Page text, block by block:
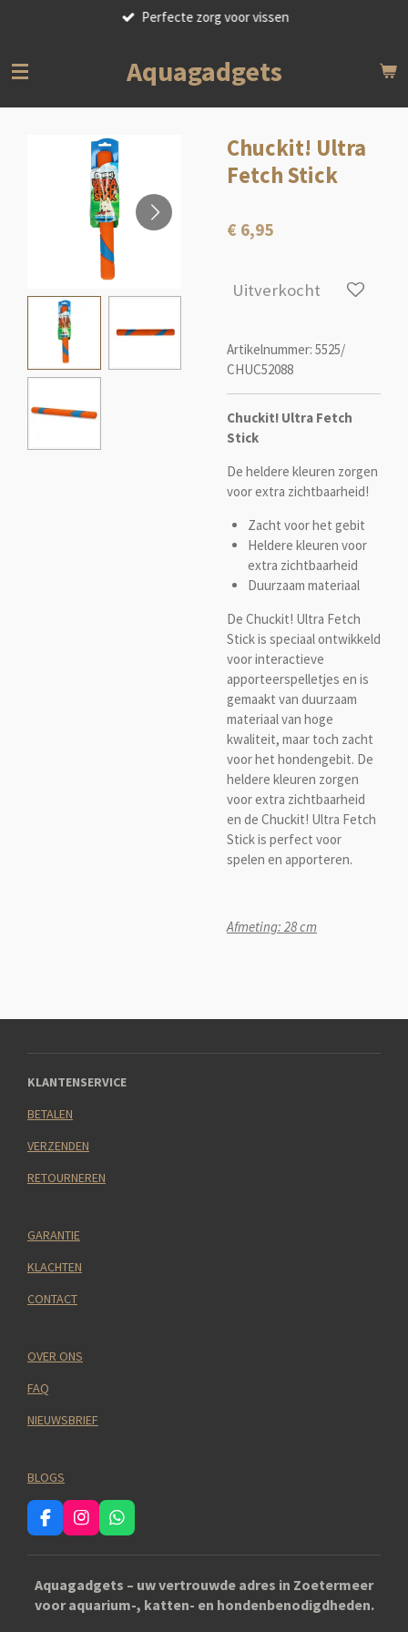
de
Perfecte zorg voor vissen
Aquagadgets
Chuckit! Ultra
Fetch Stick
€ 6,95
Uitverkocht
Artikelnummer: 5525/
CHUC52088
Chuckit! Ultra Fetch
Stick
De heldere kleuren zorgen
voor extra zichtbaarheid!
Zacht voor het gebit
Heldere kleuren voor
extra zichtbaarheid
Duurzaam materiaal
De Chuckit! Ultra Fetch
Stick is speciaal ontwikkeld
voor interactieve
apporteerspelletjes en is
gemaakt van duurzaam
materiaal van hoge
kwaliteit, maar toch zacht
voor het hondengebit. De
heldere kleuren zorgen
voor extra zichtbaarheid
en de Chuckit! Ultra Fetch
Stick is perfect voor
spelen en apporteren.
Afmeting: 28 cm
KLANTENSERVICE
BETALEN
VERZENDEN
RETOURNEREN
GARANTIE
KLACHTEN
CONTACT
OVER ONS
FAQ
NIEUWSBRIEF
BLOGS
F
a
c
b
o
I
n
s
a
g
W
h
a
s
A
Aquagadgets – uw vertrouwde adres in Zoetermeer
voor aquarium-, katten- en hondenbenodigdheden.